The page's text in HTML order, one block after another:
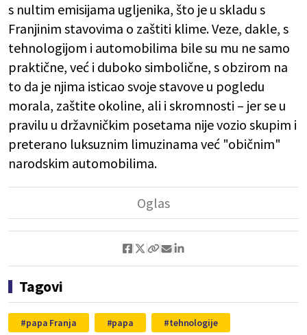
s nultim emisijama ugljenika, što je u skladu s
Franjinim stavovima o zaštiti klime. Veze, dakle, s
tehnologijom i automobilima bile su mu ne samo
praktične, već i duboko simbolične, s obzirom na
to da je njima isticao svoje stavove u pogledu
morala, zaštite okoline, ali i skromnosti – jer se u
pravilu u državničkim posetama nije vozio skupim i
preterano luksuznim limuzinama već "običnim"
narodskim automobilima.
Tagovi
papa Franja papa
tehnologije